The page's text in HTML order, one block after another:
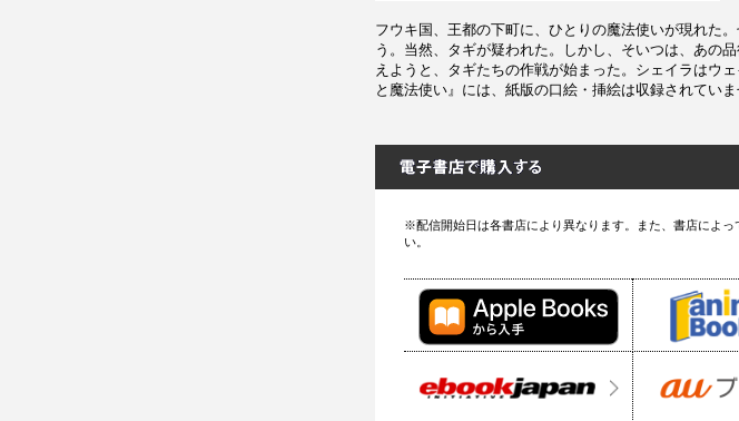
フウキ国、王都の下町に、ひとりの魔法使いが現れた
う。当然、タギが疑われた。しかし、そいつは、あの
えようと、タギたちの作戦が始まった。シェイラは
と魔法使い』には、紙版の口絵・挿絵は収録されてい
※配信開始日は各書店により異なります。また、書店によ
い。